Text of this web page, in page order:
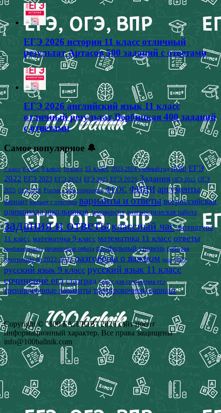
ЕГЭ 2026 история 11 класс отличный
результат Артасов 500 заданий с ответами
ЕГЭ 2026 английский язык 11 класс
отличный результат Вербицкая 400 заданий
с ответами
Самое популярное 🔔
7 класс 8 класс 9 класс 10 класс 11 класс 2023-2024 учебный год ВОШ ЕГЭ
2022 ЕГЭ 2023 ЕГЭ 2024 ЕГЭ 2025 ЕГЭ 2026 Задания ОГЭ 2022 ОГЭ
2025 ОГЭ 2026 Россия - мои горизонты ФГОС ФИПИ аргументы
вариант вариант с ответами варианты и ответы всероссийская
олимпиада школьников демоверсия диагностическая работа
задания и ответыклассный час литература
11 класс математика 9 класс математика 11 класс ответы
проблема текста проверочная работа профильный уровень рабочая
программа на 2022-2023 разговоры о важном решу ЕГЭ
русский язык 9 класс русский язык 11 класс
сочинение егэ статград текст для сочинения егэ
тренировочные варианты тренировочный вариант
Copyright © "100 БАЛЛОВ" 2026 сайт носит
информационный характер. Все права защищены
info@100ballnik.com